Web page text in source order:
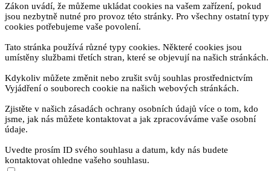
Zákon uvádí, že můžeme ukládat cookies na vašem zařízení, pokud
jsou nezbytně nutné pro provoz této stránky. Pro všechny ostatní typy
cookies potřebujeme vaše povolení.
Tato stránka používá různé typy cookies. Některé cookies jsou
umístěny službami třetích stran, které se objevují na našich stránkách.
Kdykoliv můžete změnit nebo zrušit svůj souhlas prostřednictvím
Vyjádření o souborech cookie na našich webových stránkách.
Zjistěte v našich zásadách ochrany osobních údajů více o tom, kdo
jsme, jak nás můžete kontaktovat a jak zpracováváme vaše osobní
údaje.
Uvedte prosím ID svého souhlasu a datum, kdy nás budete
kontaktovat ohledne vašeho souhlasu.